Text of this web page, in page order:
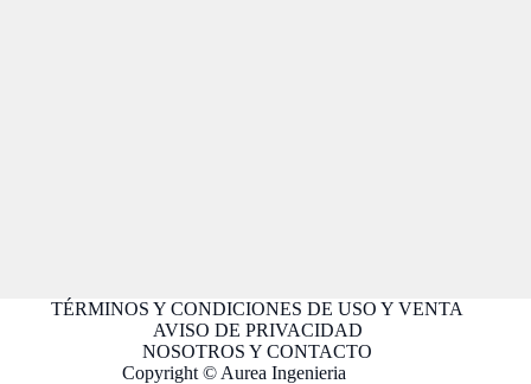
TÉRMINOS Y CONDICIONES DE USO Y VENTA
AVISO DE PRIVACIDAD
NOSOTROS Y CONTACTO
Copyright © Aurea Ingenieria